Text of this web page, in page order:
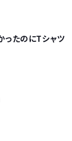
ったのにTシャツ